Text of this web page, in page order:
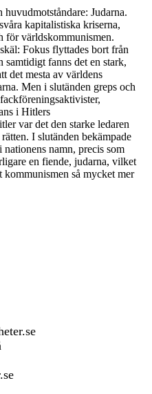
huvudmotståndare: Judarna.
kapitalistiska kriserna,
för världskommunismen.
Fokus flyttades bort från
samtidigt fanns det en stark,
det mesta av världens
Men i slutänden greps och
i Hitlers
var det den starke ledaren
I slutänden bekämpade
namn, precis som
en fiende, judarna, vilket
kommunismen så mycket mer